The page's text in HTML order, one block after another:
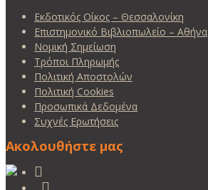
Εκδοτικός Οίκος – Θεσσαλονίκη
Επιστημονικό Βιβλιοπωλείο – Αθήνα
Νομική Σημείωση
Τρόποι Πληρωμής
Πολιτική Αποστολών
Πολιτική Cookies
Προσωπικά Δεδομένα
Συχνές Ερωτήσεις
Ακολουθήστε μας